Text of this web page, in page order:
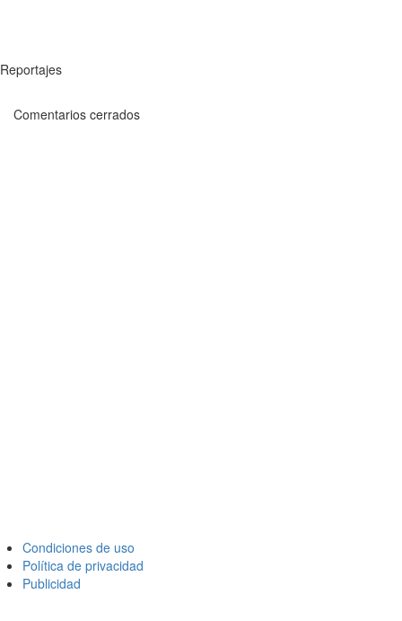
Reportajes
Comentarios cerrados
Condiciones de uso
Política de privacidad
Publicidad